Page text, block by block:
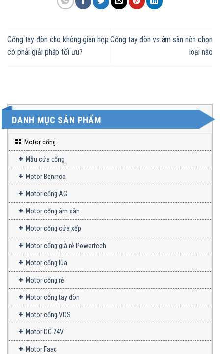
Cổng tay đòn cho không gian hẹp
có phải giải pháp tối ưu?
Cổng tay đòn vs âm sàn nên chọn
loại nào
DANH MỤC SẢN PHẨM
Motor cổng
Mẫu cửa cổng
Motor Beninca
Motor cổng AG
Motor cổng âm sàn
Motor cổng cửa xếp
Motor cổng giá rẻ Powertech
Motor cổng lùa
Motor cổng rẻ
Motor cổng tay đòn
Motor cổng VDS
Motor DC 24V
Motor Faac